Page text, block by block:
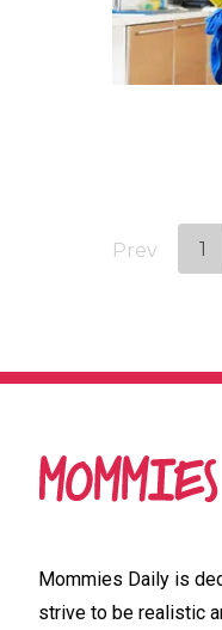
Prev 1
Mommies Daily is
strive to be realistic